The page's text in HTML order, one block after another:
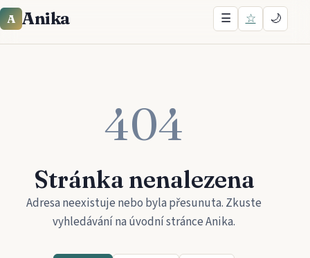
A Anika ☰ ☆ 🌙
404
Stránka nenalezena
Adresa neexistuje nebo byla přesunuta. Zkuste
vyhledávání na úvodní stránceAnika.